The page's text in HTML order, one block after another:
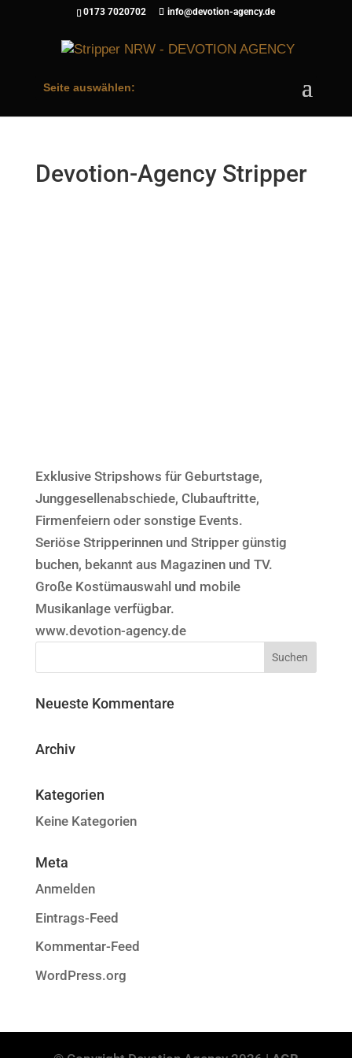
0173 7020702 info@devotion-agency.de
Seite auswählen:
Devotion-Agency Stripper
Exklusive Stripshows für Geburtstage,
Junggesellenabschiede, Clubauftritte,
Firmenfeiern oder sonstige Events.
Seriöse Stripperinnen und Stripper günstig
buchen, bekannt aus Magazinen und TV.
Große Kostümauswahl und mobile
Musikanlage verfügbar.
www.devotion-agency.de
Neueste Kommentare
Archiv
Kategorien
Keine Kategorien
Meta
Anmelden
Eintrags-Feed
Kommentar-Feed
WordPress.org